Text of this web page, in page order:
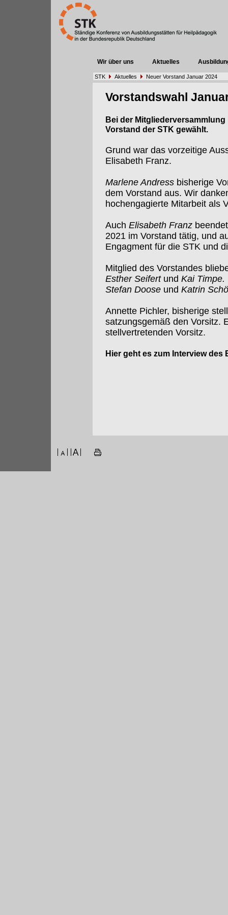
Wir über uns Aktuelles
STK Aktuelles Neuer Vorstand Januar 2024
Vorstandswahl
Bei der
Vorstand der STK gewählt.
Grund war das vorzeitige
Elisabeth Franz.
Marlene Andress bisherige
dem Vorstand aus. Wir
hochengagierte Mitarbeit als
Auch Elisabeth Franz
2021 im Vorstand tätig, und
Engagment für die STK und
Mitglied des Vorstandes
Esther Seifert und Kai Timpe.
Stefan Doose und Katrin
Annette Pichler, bisherige
satzungsgemäß den Vorsitz.
stellvertretenden Vorsitz.
Hier geht es zum Interview des